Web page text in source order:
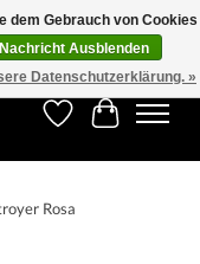
Lieferung!
Wunschzettel
Ihr
Rosa
dem Gebrauch von Cookies
Ausblenden
Datenschutzerklärung. »